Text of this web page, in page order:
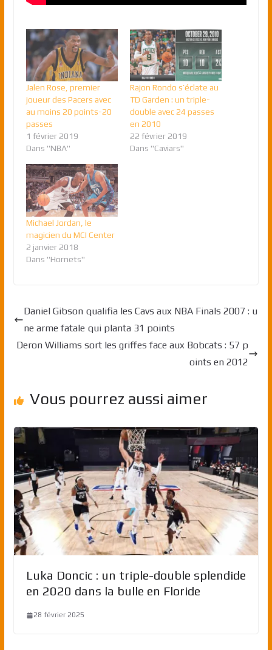
Jalen Rose, premier
joueur des Pacers avec
au moins 20 points-20
passes
1 février 2019
Dans "NBA"
Rajon Rondo s’éclate au
TD Garden : un triple-
double avec 24 passes
en 2010
22 février 2019
Dans "Caviars"
Michael Jordan, le
magicien du MCI Center
2 janvier 2018
Dans "Hornets"
Daniel Gibson qualifia les Cavs aux NBA Finals 2007 : u
ne arme fatale qui planta 31 points
Deron Williams sort les griffes face aux Bobcats : 57 p
oints en 2012
Vous pourrez aussi aimer
Luka Doncic : un triple-double splendide
en 2020 dans la bulle en Floride
28 février 2025